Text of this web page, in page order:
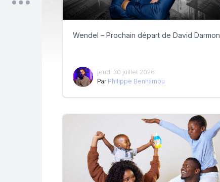
Wendel – Prochain départ de David Darmon
jeudi 30 juillet 2026
Par Philippe Benhamou